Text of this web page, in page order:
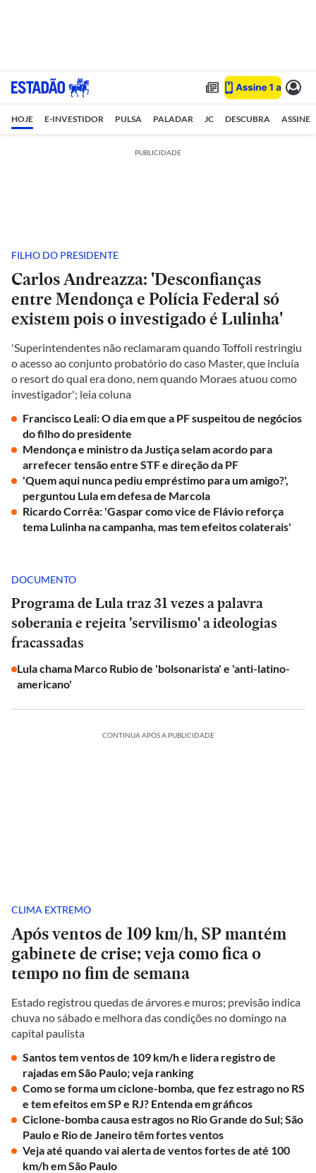
HOJE E-INVESTIDOR PULSA PALADAR JC DESCUBRA ASSINE
PUBLICIDADE
FILHO DO PRESIDENTE
Carlos Andreazza: 'Desconfianças
entre Mendonça e Polícia Federal só
existem pois o investigado é Lulinha'
'Superintendentes não reclamaram quando Toffoli restringiu
o acesso ao conjunto probatório do caso Master, que incluía
o resort do qual era dono, nem quando Moraes atuou como
investigador'; leia coluna
Francisco Leali: O dia em que a PF suspeitou de negócios
do filho do presidente
Mendonça e ministro da Justiça selam acordo para
arrefecer tensão entre STF e direção da PF
'Quem aqui nunca pediu empréstimo para um amigo?',
perguntou Lula em defesa de Marcola
Ricardo Corrêa: 'Gaspar como vice de Flávio reforça
tema Lulinha na campanha, mas tem efeitos colaterais'
DOCUMENTO
Programa de Lula traz 31 vezes a palavra
soberania e rejeita 'servilismo' a ideologias
fracassadas
Lula chama Marco Rubio de 'bolsonarista' e 'anti-latino-
americano'
CONTINUA APÓS A PUBLICIDADE
CLIMA EXTREMO
Após ventos de 109 km/h, SP mantém
gabinete de crise; veja como fica o
tempo no fim de semana
Estado registrou quedas de árvores e muros; previsão indica
chuva no sábado e melhora das condições no domingo na
capital paulista
Santos tem ventos de 109 km/h e lidera registro de
rajadas em São Paulo; veja ranking
Como se forma um ciclone-bomba, que fez estrago no RS
e tem efeitos em SP e RJ? Entenda em gráficos
Ciclone-bomba causa estragos no Rio Grande do Sul; São
Paulo e Rio de Janeiro têm fortes ventos
Veja até quando vai alerta de ventos fortes de até 100
km/h em São Paulo